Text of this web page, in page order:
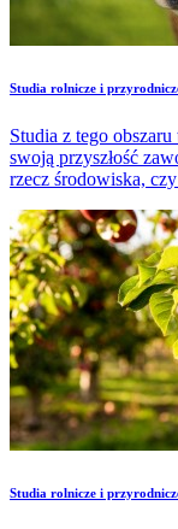
Studia rolnicze i
Studia z tego
swoją przyszłość
rzecz środowiska,
Studia rolnicze i